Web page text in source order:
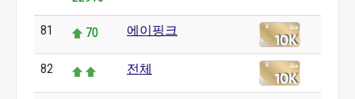
81 70 에이핑크
82 전체